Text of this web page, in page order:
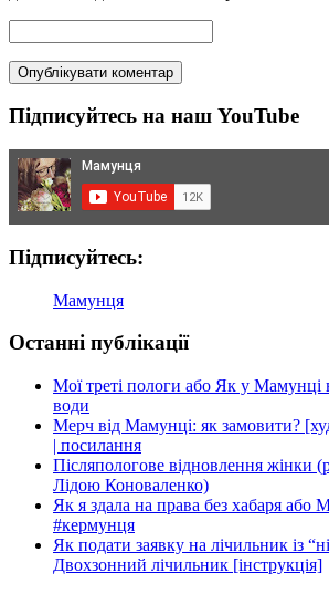
Підписуйтесь на наш YouTube
Підписуйтесь:
Мамунця
Останні публікації
Мої треті пологи або Як у Мамунці
води
Мерч від Мамунці: як замовити?
| посилання
Післяпологове відновлення жінки
Лідою Коноваленко)
Як я здала на права без хабаря або
#кермунця
Як подати заявку на лічильник із
Двохзонний лічильник [інструкція]